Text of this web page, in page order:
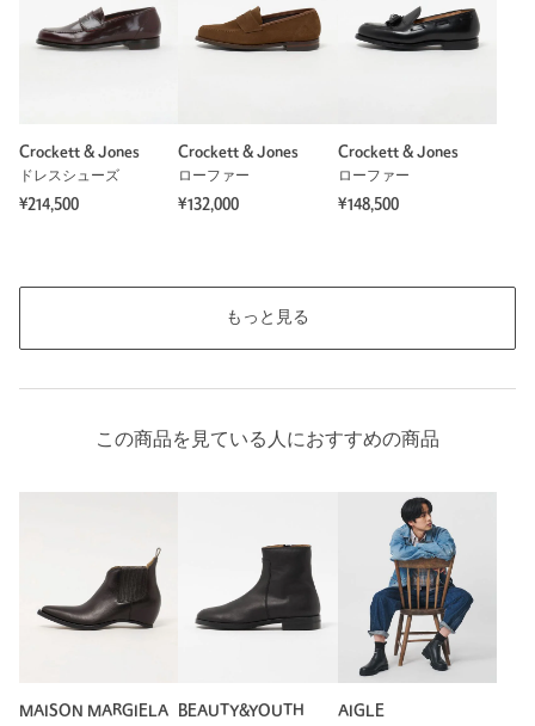
Crockett & Jones
ドレスシューズ
¥214,500
Crockett & Jones
ローファー
¥132,000
Crockett & Jones
ローファー
¥148,500
もっと見る
この商品を見ている人におすすめの商品
MAISON MARGIELA
BEAUTY&YOUTH
AIGLE